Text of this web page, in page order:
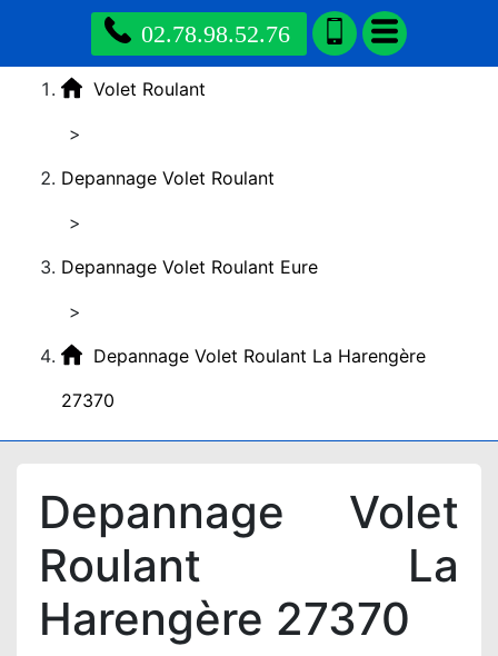
02.78.98.52.76
Volet Roulant
>
Depannage Volet Roulant
>
Depannage Volet Roulant Eure
>
Depannage Volet Roulant La Harengère
27370
Depannage Volet
Roulant La
Harengère 27370